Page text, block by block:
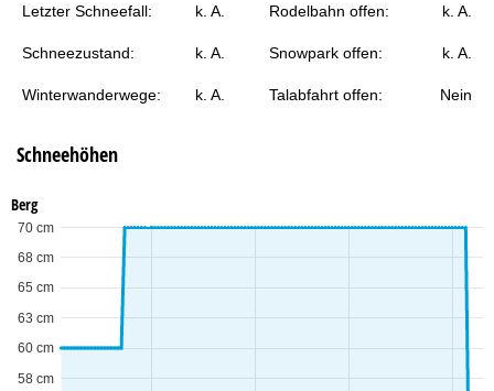
Letzter Schneefall: k. A. Rodelbahn offen: k. A.
Schneezustand: k. A. Snowpark offen: k. A.
Winterwanderwege: k. A. Talabfahrt offen: Nein
Schneehöhen
Berg
58 cm
60 cm
63 cm
65 cm
68 cm
70 cm